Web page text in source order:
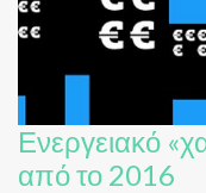
Ενεργειακό
από το 2016